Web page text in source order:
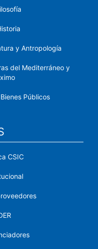
y Antropología
del Mediterráneo y
Públicos
CSIC